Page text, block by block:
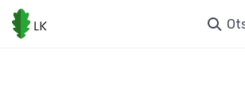
Liigu
edasi
põhisisu